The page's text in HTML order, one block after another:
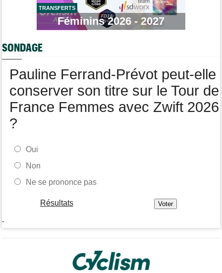
Route
Robert Gesink : "Le cyclisme moderne est beaucoup plus
propre..."
Joao Almeida a dû abandonner après une chute
TRANSFERTS
Féminins 2026 - 2027
SONDAGE
Pauline Ferrand-Prévot peut-elle
conserver son titre sur le Tour de
France Femmes avec Zwift 2026
?
Oui
Non
Ne se prononce pas
Résultats
-